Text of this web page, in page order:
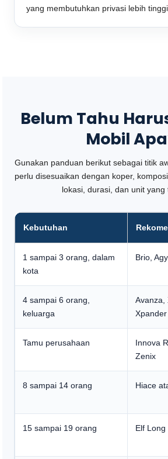
yang membutuhkan privasi lebih tinggi.
Belum Tahu
Mobil
Gunakan panduan berikut sebagai titik
perlu disesuaikan dengan koper,
lokasi, durasi, dan unit yang
Kebutuhan
1 sampai 3 orang, dalam
kota
Brio,
4 sampai 6 orang,
keluarga
Avanza,
Xpander
Tamu perusahaan
Innova
Zenix
8 sampai 14 orang Hiace
15 sampai 19 orang Elf Long